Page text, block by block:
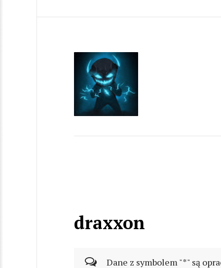
draxxon
Dane z symbolem "*" są